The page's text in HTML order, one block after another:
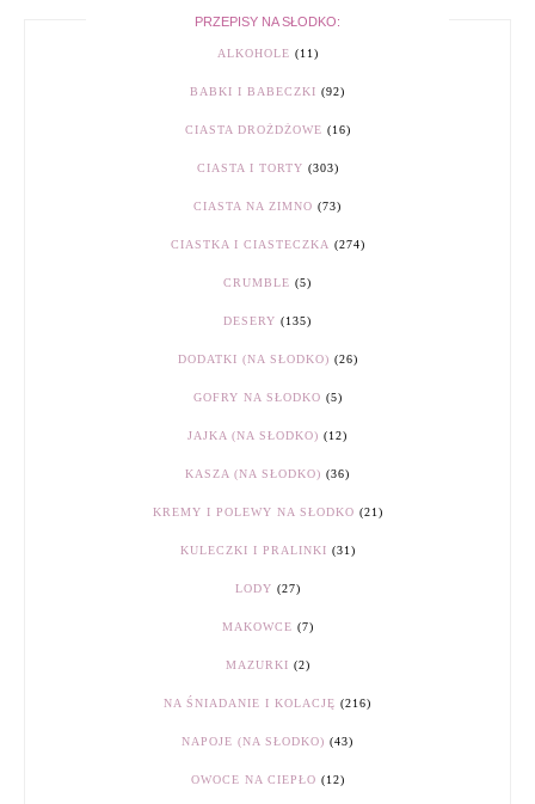
PRZEPISY NA SŁODKO:
ALKOHOLE (11)
BABKI I BABECZKI (92)
CIASTA DROŻDŻOWE (16)
CIASTA I TORTY (303)
CIASTA NA ZIMNO (73)
CIASTKA I CIASTECZKA (274)
CRUMBLE (5)
DESERY (135)
DODATKI (NA SŁODKO) (26)
GOFRY NA SŁODKO (5)
JAJKA (NA SŁODKO) (12)
KASZA (NA SŁODKO) (36)
KREMY I POLEWY NA SŁODKO (21)
KULECZKI I PRALINKI (31)
LODY (27)
MAKOWCE (7)
MAZURKI (2)
NA ŚNIADANIE I KOLACJĘ (216)
NAPOJE (NA SŁODKO) (43)
OWOCE NA CIEPŁO (12)